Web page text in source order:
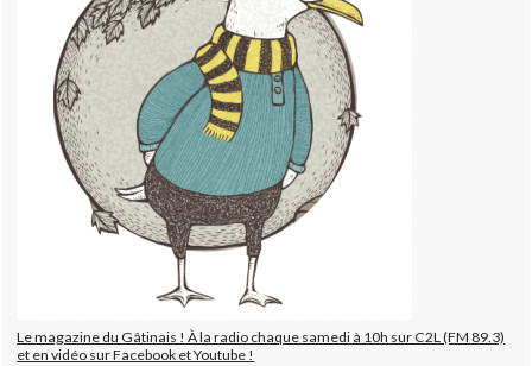
Le magazine du Gâtinais ! À la radio chaque samedi à 10h sur C2L (FM 89.3)
et en vidéo sur Facebook et Youtube !